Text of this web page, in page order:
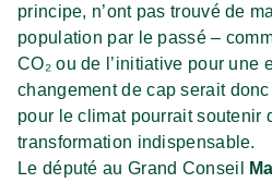
principe, n’ont pas trouvé de
population par le passé –
CO₂ ou de l’initiative pour une
changement de cap serait
pour le climat pourrait soutenir
transformation indispensable.
Le député au Grand Conseil